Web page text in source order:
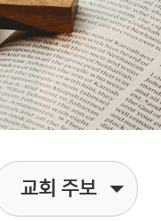
교회 주보